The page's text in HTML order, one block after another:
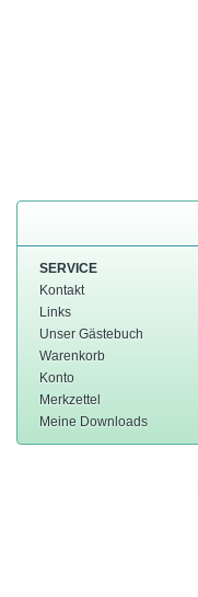
SERVICE
Kontakt
Links
Unser Gästebuch
Warenkorb
Konto
Merkzettel
Meine Downloads